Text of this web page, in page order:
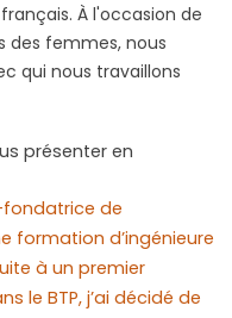
À l'occasion de
des femmes, nous
qui nous travaillons
présenter en
fondatrice de
formation d’ingénieure
à un premier
le BTP, j’ai décidé de